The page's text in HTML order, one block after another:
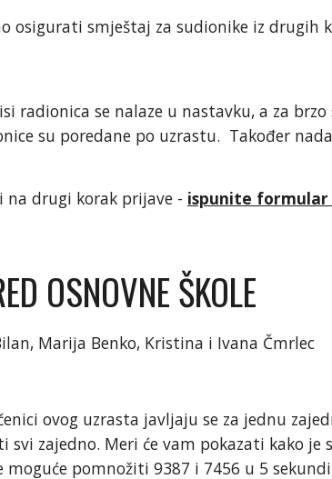
osigurati smještaj za sudionike iz drugih
radionica se nalaze u nastavku, a za
su poredane po uzrastu. Također
na drugi korak prijave - ispunite formular
OSNOVNE ŠKOLE
Marija Benko, Kristina i Ivana Čmrlec
ovog uzrasta javljaju se za jednu
zajedno. Meri će vam pokazati kako je
pomnožiti 9387 i 7456 u 5